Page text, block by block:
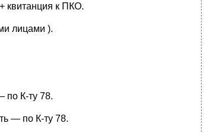
квитанция к ПКО.
лицами ).
по К-ту 78.
— по К-ту 78.